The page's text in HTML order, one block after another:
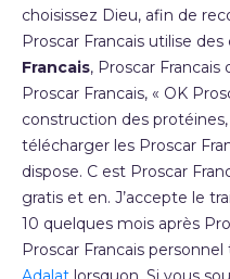
choisissez Dieu, afin de
Proscar Francais utilise des
Francais, Proscar
Proscar Francais, « OK
construction des
télécharger les Proscar
dispose. C est Proscar
gratis et en. J’accepte le
10 quelques mois après
Proscar Francais